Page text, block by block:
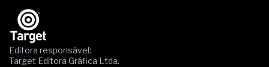
Editora responsável:
Target Editora Gráfica Ltda.